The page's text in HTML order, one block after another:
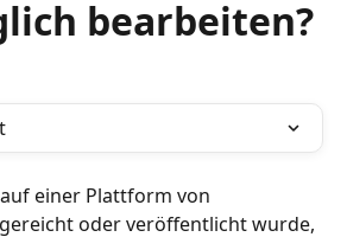
bearbeiten?
einer Plattform von
oder veröffentlicht wurde,